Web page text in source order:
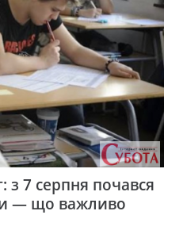
з 7 серпня почався
— що важливо